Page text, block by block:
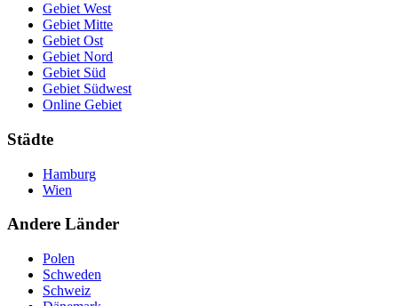
Gebiet West
Gebiet Mitte
Gebiet Ost
Gebiet Nord
Gebiet Süd
Gebiet Südwest
Online Gebiet
Städte
Hamburg
Wien
Andere Länder
Polen
Schweden
Schweiz